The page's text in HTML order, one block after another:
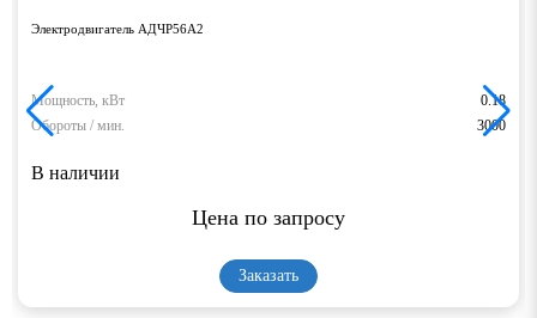
Электродвигатель АДЧР56А2
Мощность, кВт
0.18
Обороты / мин.
3000
В наличии
Цена по запросу
Заказать